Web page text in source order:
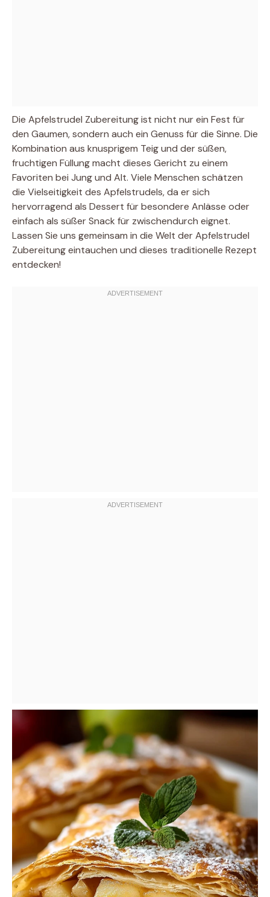
Die Apfelstrudel Zubereitung ist nicht nur ein Fest für
den Gaumen, sondern auch ein Genuss für die Sinne. Die
Kombination aus knusprigem Teig und der süßen,
fruchtigen Füllung macht dieses Gericht zu einem
Favoriten bei Jung und Alt. Viele Menschen schätzen
die Vielseitigkeit des Apfelstrudels, da er sich
hervorragend als Dessert für besondere Anlässe oder
einfach als süßer Snack für zwischendurch eignet.
Lassen Sie uns gemeinsam in die Welt der Apfelstrudel
Zubereitung eintauchen und dieses traditionelle Rezept
entdecken!